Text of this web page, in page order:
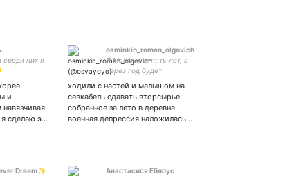
среди них я
и
я сделаю э…
osminkin_roman_olgovich
Я Маша мне пять лет, а
через год будет
ходили с настей и малышом на
севкабель сдавать вторсырье
собранное за лето в деревне.
военная депрессия наложилась…
Dream✨
Анастасися Еблоус